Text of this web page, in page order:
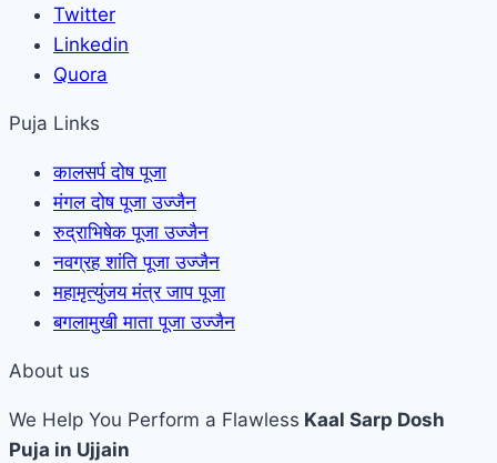
Twitter
Linkedin
Quora
Puja Links
कालसर्प दोष पूजा
मंगल दोष पूजा उज्जैन
रुद्राभिषेक पूजा उज्जैन
नवग्रह शांति पूजा उज्जैन
महामृत्युंजय मंत्र जाप पूजा
बगलामुखी माता पूजा उज्जैन
About us
We Help You Perform a Flawless Kaal Sarp Dosh
Puja in Ujjain